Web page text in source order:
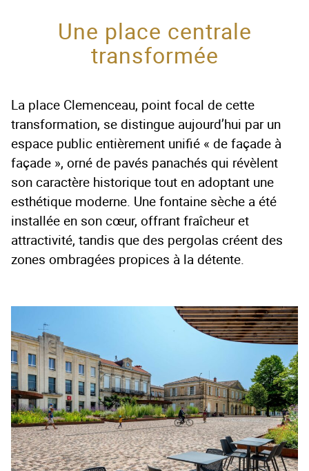
Une place centrale
transformée
La place Clemenceau, point focal de cette
transformation, se distingue aujourd’hui par un
espace public entièrement unifié « de façade à
façade », orné de pavés panachés qui révèlent
son caractère historique tout en adoptant une
esthétique moderne. Une fontaine sèche a été
installée en son cœur, offrant fraîcheur et
attractivité, tandis que des pergolas créent des
zones ombragées propices à la détente.